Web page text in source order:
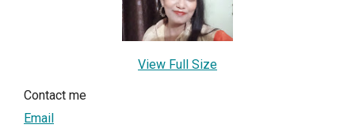
View Full Size
Contact me
Email